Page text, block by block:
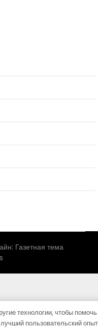
Газетная тема
технологии, чтобы помочь
пользовательский